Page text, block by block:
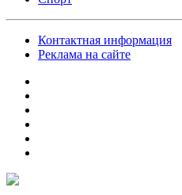
Контактная информация
Реклама на сайте